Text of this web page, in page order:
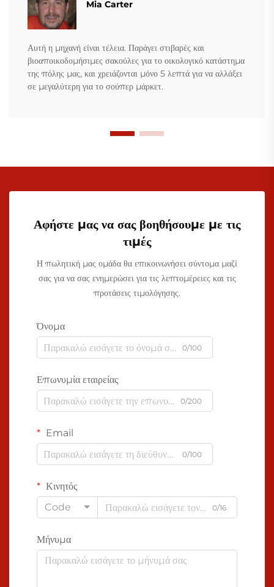
Mia Carter
Αυτή η μηχανή είναι τέλεια. Παράγει στιβαρές και
βιοαποικοδομήσιμες σακούλες για το οικολογικό κατάστημα
της πόλης μας, και χρειάζονται μόνο 5 λεπτά για να αλλάξει
σε μεγαλύτερη για το σούπερ μάρκετ.
Αφήστε μας να σας βοηθήσουμε με τις
τιμές
Η πωλητική μας ομάδα θα επικοινωνήσει σύντομα μαζί
σας για να σας ενημερώσει για τις λεπτομέρειες και τις
προτάσεις τιμολόγησης.
Όνομα
0/100
Επωνυμία εταιρείας
0/200
Email
0/100
Κινητός
Code
0/16
Μήνυμα